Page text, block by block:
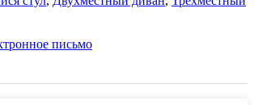
письмо